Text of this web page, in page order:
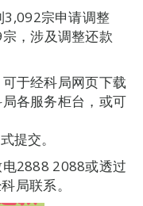
宗申请调整
，涉及调整还款
于经科局网页下载
各服务柜台，或可
提交。
2888 2088或透过
局联系。